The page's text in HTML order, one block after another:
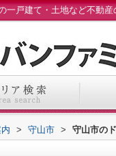
> 守山市 > 守山市の